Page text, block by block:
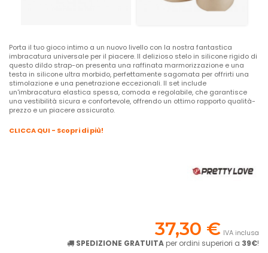
Porta il tuo gioco intimo a un nuovo livello con la nostra fantastica
imbracatura universale per il piacere. Il delizioso stelo in silicone rigido di
questo dildo strap-on presenta una raffinata marmorizzazione e una
testa in silicone ultra morbido, perfettamente sagomata per offrirti una
stimolazione e una penetrazione eccezionali. Il set include
un'imbracatura elastica spessa, comoda e regolabile, che garantisce
una vestibilità sicura e confortevole, offrendo un ottimo rapporto qualità-
prezzo e un piacere assicurato.
CLICCA QUI - Scopri di più!
37,30 € IVA inclusa
SPEDIZIONE GRATUITA per ordini superiori a 39€!